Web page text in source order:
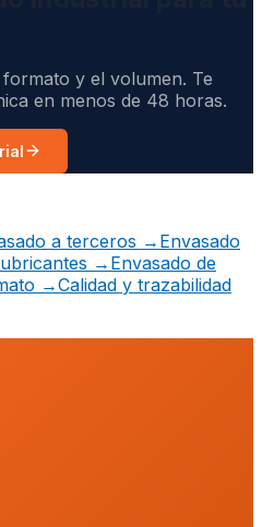
y el volumen. Te
en menos de 48 horas.
a terceros → Envasado
→ Envasado de
→Calidad y trazabilidad